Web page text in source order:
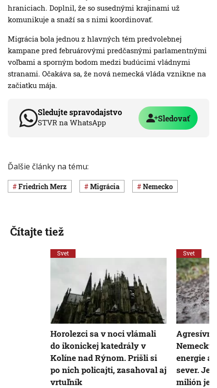
hraniciach. Doplnil, že so susednými krajinami už
komunikuje a snaží sa s nimi koordinovať.
Migrácia bola jednou z hlavných tém predvolebnej
kampane pred februárovými predčasnými parlamentnými
voľbami a sporným bodom medzi budúcimi vládnymi
stranami. Očakáva sa, že nová nemecká vláda vznikne na
začiatku mája.
Sledujte spravodajstvo
STVR na WhatsApp Sledovať
Ďalšie články na tému:
Friedrich Merz migrácia Nemecko
Čítajte tiež
Svet
Horolezci sa v noci vlámali
do ikonickej katedrály v
Kolíne nad Rýnom. Prišli si
po nich policajti, zasahoval aj
vrtuľník
Svet
energie a
sever.
milión